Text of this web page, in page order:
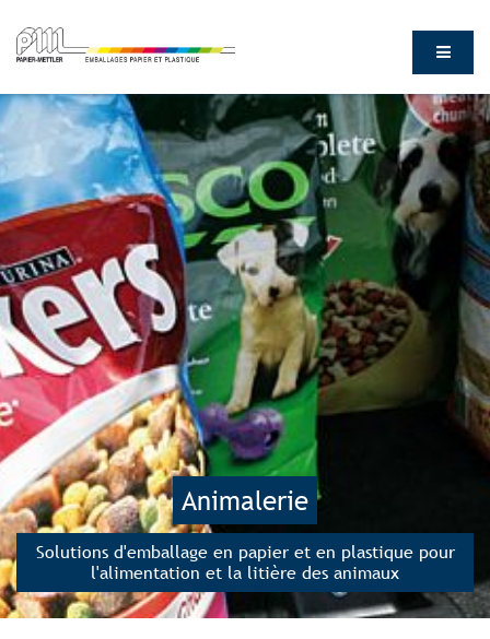
Animalerie
Solutions d'emballage en papier et en plastique pour
l'alimentation et la litière des animaux